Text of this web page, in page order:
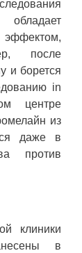
эффектом,
после
и борется
in
центре
из
даже в
против
клиники
в